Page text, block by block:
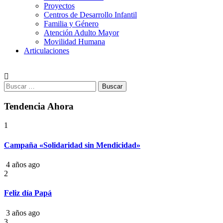
Proyectos
Centros de Desarrollo Infantil
Familia y Género
Atención Adulto Mayor
Movilidad Humana
Articulaciones
Buscar:
Tendencia Ahora
1
Campaña «Solidaridad sin Mendicidad»
4 años ago
2
Feliz día Papá
3 años ago